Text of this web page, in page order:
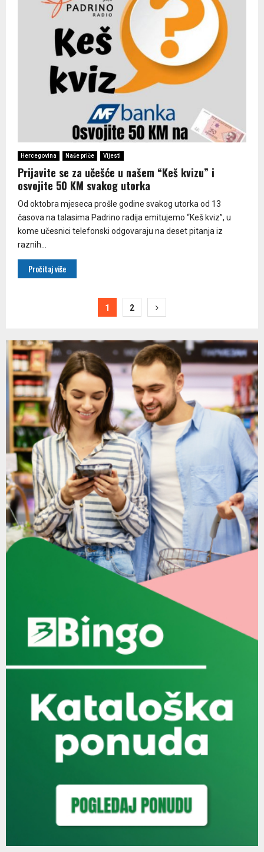
Hercegovina Naše priče Vijesti
Prijavite se za učešće u našem “Keš kvizu” i
osvojite 50 KM svakog utorka
Od oktobra mjeseca prošle godine svakog utorka od 13
časova na talasima Padrino radija emitujemo “Keš kviz”, u
kome učesnici telefonski odgovaraju na deset pitanja iz
raznih...
Pročitaj više
1 2